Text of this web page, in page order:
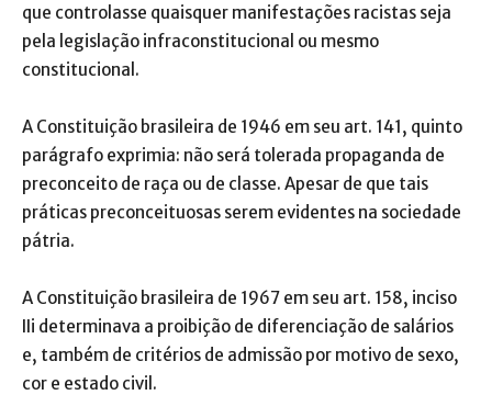
que controlasse quaisquer manifestações racistas seja
pela legislação infraconstitucional ou mesmo
constitucional.
A Constituição brasileira de 1946 em seu art. 141, quinto
parágrafo exprimia: não será tolerada propaganda de
preconceito de raça ou de classe. Apesar de que tais
práticas preconceituosas serem evidentes na sociedade
pátria.
A Constituição brasileira de 1967 em seu art. 158, inciso
IIi determinava a proibição de diferenciação de salários
e, também de critérios de admissão por motivo de sexo,
cor e estado civil.